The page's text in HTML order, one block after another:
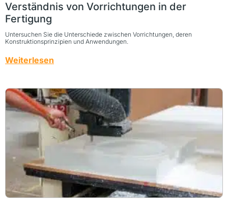
Verständnis von Vorrichtungen in der
Fertigung
Untersuchen Sie die Unterschiede zwischen Vorrichtungen, deren
Konstruktionsprinzipien und Anwendungen.
Weiterlesen